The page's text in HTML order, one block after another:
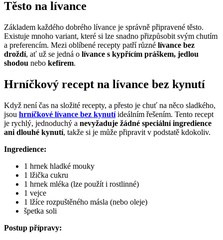
Těsto na lívance
Základem každého dobrého lívance je správně připravené těsto.
Existuje mnoho variant, které si lze snadno přizpůsobit svým chutím
a preferencím. Mezi oblíbené recepty patří různé lívance bez
droždí, ať už se jedná o lívance s kypřícím práškem, jedlou
shodou nebo kefírem.
Hrníčkový recept na lívance bez kynutí
Když není čas na složité recepty, a přesto je chuť na něco sladkého,
jsou hrníčkové lívance bez kynutí ideálním řešením. Tento recept
je rychlý, jednoduchý a nevyžaduje žádné speciální ingredience
ani dlouhé kynutí, takže si je může připravit v podstatě kdokoliv.
Ingredience:
1 hrnek hladké mouky
1 lžička cukru
1 hrnek mléka (lze použít i rostlinné)
1 vejce
1 lžíce rozpuštěného másla (nebo oleje)
špetka soli
Postup přípravy: